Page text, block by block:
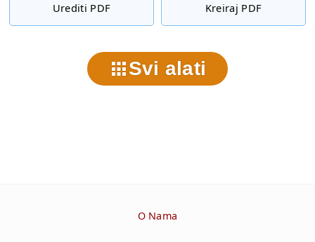
Urediti PDF Kreiraj PDF
Svi alati
O Nama